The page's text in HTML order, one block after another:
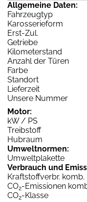
Allgemeine Daten:
Fahrzeugtyp
Karosserieform
Erst-Zul.
Getriebe
Kilometerstand
Anzahl der Türen
Farbe
Standort
Lieferzeit
Unsere Nummer
Motor:
kW / PS
Treibstoff
Hubraum
Umweltnormen:
Umweltplakette
Verbrauch und
Kraftstoffverbr. komb.
CO2-Emissionen
CO2-Klasse